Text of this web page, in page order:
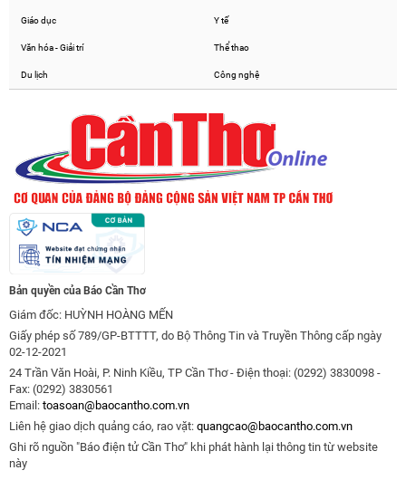
Giáo dục Y tế
Văn hóa - Giải trí Thể thao
Du lịch Công nghệ
Bản quyền của Báo Cần Thơ
Giám đốc: HUỲNH HOÀNG MẾN
Giấy phép số 789/GP-BTTTT, do Bộ Thông Tin và Truyền Thông cấp ngày
02-12-2021
24 Trần Văn Hoài, P. Ninh Kiều, TP Cần Thơ - Điện thoại: (0292) 3830098 -
Fax: (0292) 3830561
Email: toasoan@baocantho.com.vn
Liên hệ giao dịch quảng cáo, rao vặt: quangcao@baocantho.com.vn
Ghi rõ nguồn "Báo điện tử Cần Thơ" khi phát hành lại thông tin từ website
này